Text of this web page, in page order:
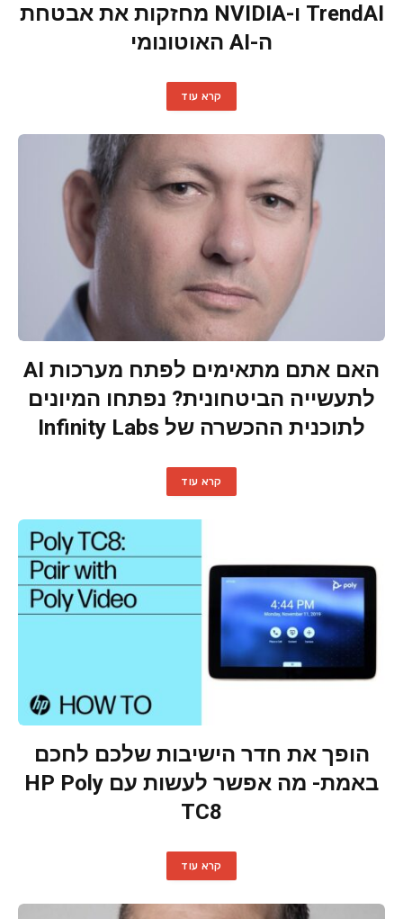
TrendAI ו-NVIDIA מחזקות את אבטחת
ה-AI האוטונומי
קרא עוד
האם אתם מתאימים לפתח מערכות AI
לתעשייה הביטחונית? נפתחו המיונים
לתוכנית ההכשרה של Infinity Labs
קרא עוד
הופך את חדר הישיבות שלכם לחכם
באמת- מה אפשר לעשות עם HP Poly
TC8
קרא עוד